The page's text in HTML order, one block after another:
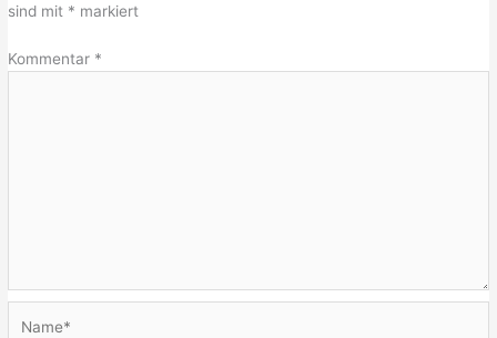
sind mit * markiert
Kommentar *